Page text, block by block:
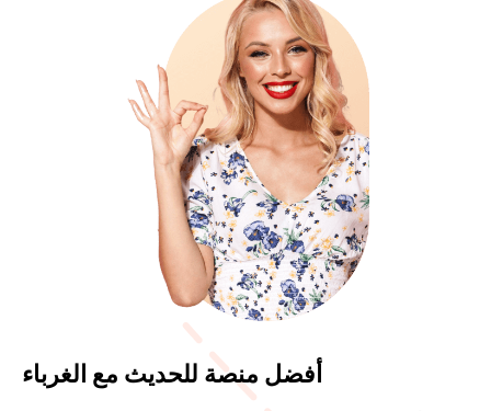
أفضل منصة للحديث مع الغرباء